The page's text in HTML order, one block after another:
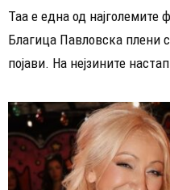
Таа е една од најголемите
Благица Павловска плени
појави. На нејзините